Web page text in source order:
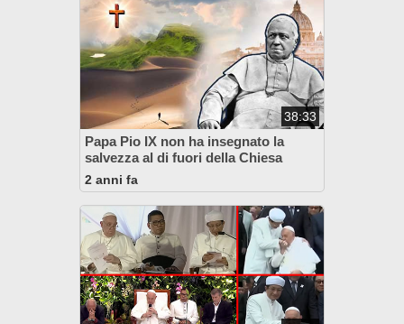
38:33
Papa Pio IX non ha insegnato la
salvezza al di fuori della Chiesa
2 anni fa